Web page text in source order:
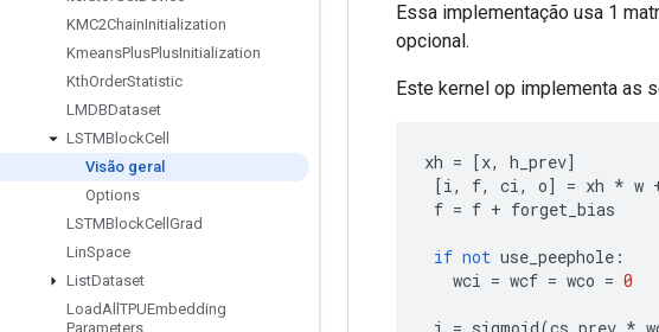
KMC2ChainInitialization
KmeansPlusPlusInitialization
KthOrderStatistic
LMDBDataset
LSTMBlockCell
Visão geral
Options
LSTMBlockCell Grad
LinSpace
ListDataset
LoadAll TPUEmbedding
Parameters
Essa implementação usa 1
opcional.
Este kernel op implementa as
xh = [x, h_prev]
[i, f, ci, o] = xh * w
f = f + forget_bias
if not use_peephole :
wci = wcf = wco = 0